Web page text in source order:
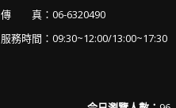
傳 真：06-6320490
服務時間：09:30~12:00/13:00~17:30